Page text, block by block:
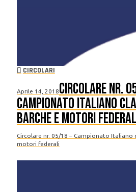
CIRCOLARI
Aprile 14, 2018Circolare nr.
Campionato Italiano
barche e motori
Circolare nr. 05/18 – Campionato Italiano
motori federali